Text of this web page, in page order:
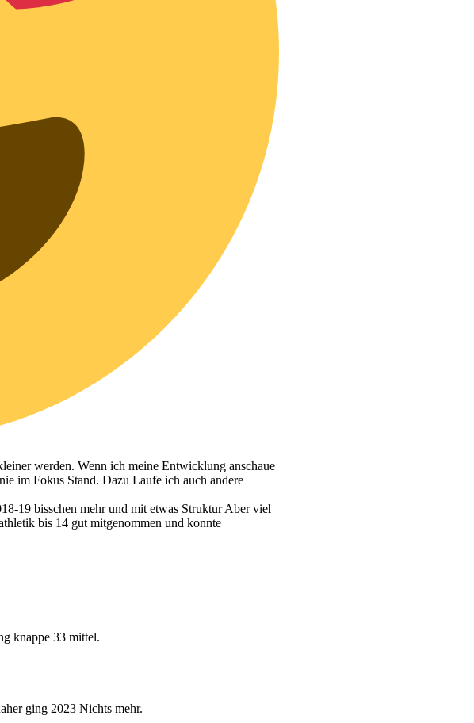
werden. Wenn ich meine Entwicklung anschaue
im Fokus Stand. Dazu Laufe ich auch andere
19 bisschen mehr und mit etwas Struktur Aber viel
bis 14 gut mitgenommen und konnte
knappe 33 mittel.
ging 2023 Nichts mehr.